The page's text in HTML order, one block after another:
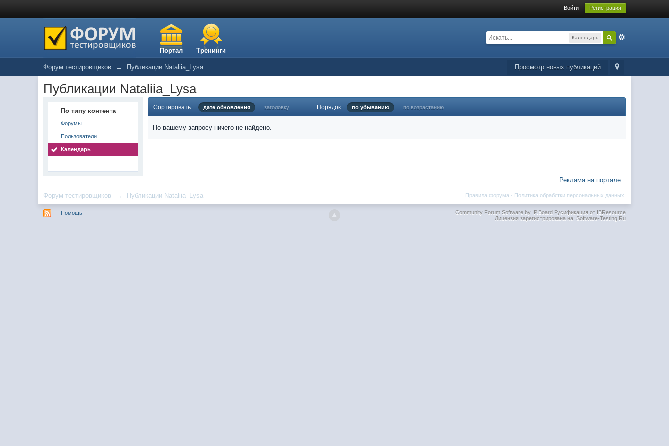
Войти Регистрация
Портал Тренинги
Календарь
Просмотр новых публикаций
Форум тестировщиков → Публикации Nataliia_Lysa
Публикации Nataliia_Lysa
По типу контента
Форумы
Пользователи
Календарь
Сортировать дате обновления заголовку Порядок по убыванию по возрастанию
По вашему запросу ничего не найдено.
Реклама на портале
Форум тестировщиков → Публикации Nataliia_Lysa Политика обработки персональных данных
Правила форума ·
Помощь Community Forum Software by IP.BoardРусификация от IBResource
Лицензия зарегистрирована на: Software-Testing.Ru